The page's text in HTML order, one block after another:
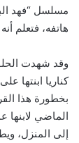
مسلسل “فهد
هاتفه، فتعلم
وقد شهدت
كناريا ابنتها
بخطورة هذا
الماضي لابنها
إلى المنزل،